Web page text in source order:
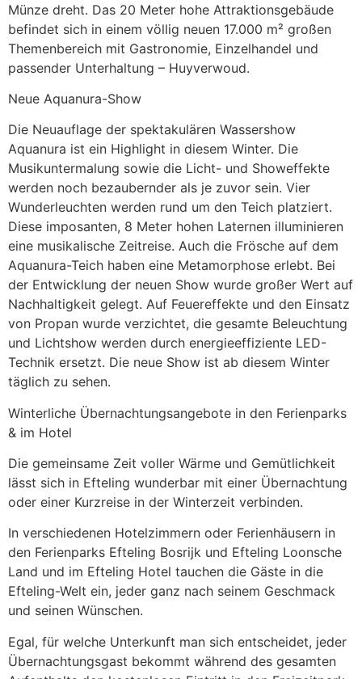
Münze dreht. Das 20 Meter hohe Attraktionsgebäude
befindet sich in einem völlig neuen 17.000 m² großen
Themenbereich mit Gastronomie, Einzelhandel und
passender Unterhaltung – Huyverwoud.
Neue Aquanura-Show
Die Neuauflage der spektakulären Wassershow
Aquanura ist ein Highlight in diesem Winter. Die
Musikuntermalung sowie die Licht- und Showeffekte
werden noch bezaubernder als je zuvor sein. Vier
Wunderleuchten werden rund um den Teich platziert.
Diese imposanten, 8 Meter hohen Laternen illuminieren
eine musikalische Zeitreise. Auch die Frösche auf dem
Aquanura-Teich haben eine Metamorphose erlebt. Bei
der Entwicklung der neuen Show wurde großer Wert auf
Nachhaltigkeit gelegt. Auf Feuereffekte und den Einsatz
von Propan wurde verzichtet, die gesamte Beleuchtung
und Lichtshow werden durch energieeffiziente LED-
Technik ersetzt. Die neue Show ist ab diesem Winter
täglich zu sehen.
Winterliche Übernachtungsangebote in den Ferienparks
& im Hotel
Die gemeinsame Zeit voller Wärme und Gemütlichkeit
lässt sich in Efteling wunderbar mit einer Übernachtung
oder einer Kurzreise in der Winterzeit verbinden.
In verschiedenen Hotelzimmern oder Ferienhäusern in
den Ferienparks Efteling Bosrijk und Efteling Loonsche
Land und im Efteling Hotel tauchen die Gäste in die
Efteling-Welt ein, jeder ganz nach seinem Geschmack
und seinen Wünschen.
Egal, für welche Unterkunft man sich entscheidet, jeder
Übernachtungsgast bekommt während des gesamten